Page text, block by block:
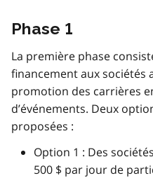
Phase 1
La première phase
financement aux sociétés
promotion des carrières
d’événements. Deux
proposées :
Option 1 : Des
500 $ par jour de